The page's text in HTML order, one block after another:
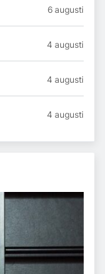
6 augusti
4 augusti
4 augusti
4 augusti